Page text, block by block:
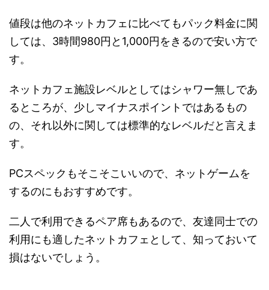
値段は他のネットカフェに比べてもパック料金に関
しては、3時間980円と1,000円をきるので安い方で
す。
ネットカフェ施設レベルとしてはシャワー無しであ
るところが、少しマイナスポイントではあるもの
の、それ以外に関しては標準的なレベルだと言えま
す。
PCスペックもそこそこいいので、ネットゲームを
するのにもおすすめです。
二人で利用できるペア席もあるので、友達同士での
利用にも適したネットカフェとして、知っておいて
損はないでしょう。